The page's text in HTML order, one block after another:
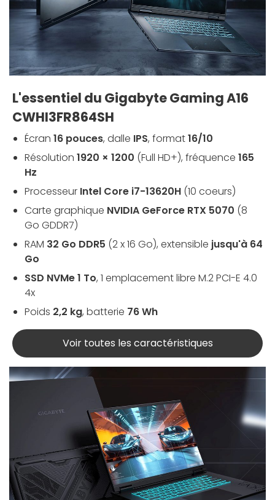
L'essentiel du Gigabyte Gaming A16
CWHI3FR864SH
Écran 16 pouces, dalle IPS, format16/10
Résolution 1920 × 1200 (Full HD+), fréquence 165
Hz
Processeur Intel Core i7-13620H (10 coeurs)
Carte graphique NVIDIA GeForce RTX 5070 (8
Go GDDR7)
RAM 32 Go DDR5 (2 x 16 Go), extensible jusqu'à 64
Go
SSD NVMe 1 To, 1 emplacement libre M.2 PCI-E 4.0
4x
Poids 2,2 kg, batterie 76 Wh
Voir toutes les caractéristiques